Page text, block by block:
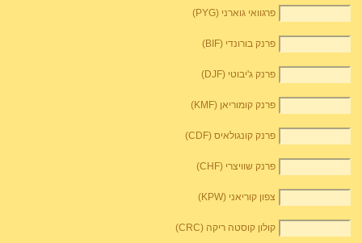
פרגוואי גוארני (PYG)
פרנק בורונדי (BIF)
פרנק ג'יבוטי (DJF)
פרנק קומוריאן (KMF)
פרנק קונגולאיס (CDF)
פרנק שוויצרי (CHF)
צפון קוריאני (KPW)
קולון קוסטה ריקה (CRC)